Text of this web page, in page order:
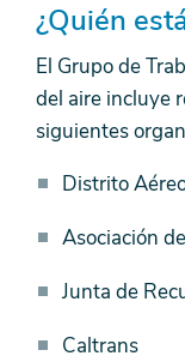
¿Quién
El Grupo de
del aire incluye
siguientes
Distrito
Asociación
Junta de
Caltrans